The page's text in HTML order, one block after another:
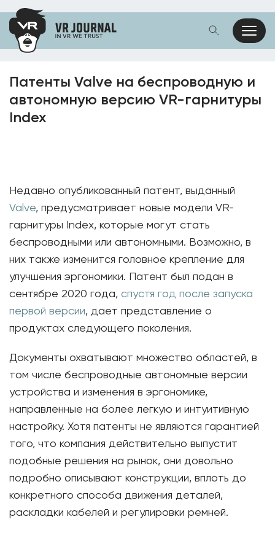
Патенты Valve на беспроводную и
автономную версию VR-гарнитуры
Index
Недавно опубликованный патент, выданный
Valve, предусматривает новые модели VR-
гарнитуры Index, которые могут стать
беспроводными или автономными. Возможно, в
них также изменится головное крепление для
улучшения эргономики. Патент был подан в
сентябре 2020 года, спустя год после запуска
первой версии, дает представление о
продуктах следующего поколения.
Документы охватывают множество областей, в
том числе беспроводные автономные версии
устройства и изменения в эргономике,
направленные на более легкую и интуитивную
настройку. Хотя патенты не являются гарантией
того, что компания действительно выпустит
подобные решения на рынок, они довольно
подробно описывают конструкции, вплоть до
конкретного способа движения деталей,
раскладки кабелей и регулировки ремней.